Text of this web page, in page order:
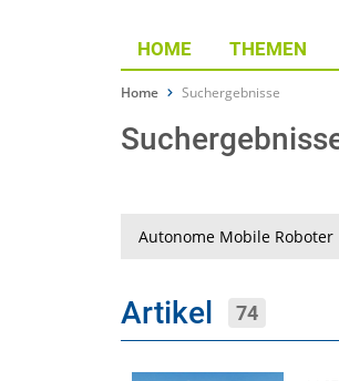
HOME THEMEN
Home Suchergebnisse
Artikel 74